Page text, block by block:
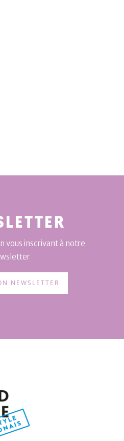
vous inscrivant à notre
NEWSLETTER